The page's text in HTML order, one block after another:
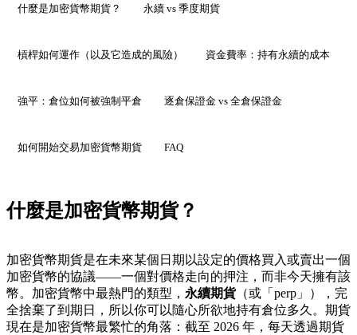
什麼是加密貨幣期貨？ 永續 vs 季度期貨
槓桿如何運作（以及它造成的風險） 資金費率：持有永續的成本
強平：倉位如何被強制平倉 逐倉保證金 vs 全倉保證金
如何開始交易加密貨幣期貨 FAQ
什麼是加密貨幣期貨？
加密貨幣期貨是在未來某個日期以設定的價格買入或賣出一個
加密貨幣的協議——一個對價格走向的押注，而非今天擁有該
幣。加密貨幣中最熱門的類型， 永續期貨（或「perp」），完
全捨棄了到期日，所以你可以隨心所欲地持有倉位多久。期貨
現在是加密貨幣最繁忙的角落：截至 2026 年，每天透過期貨